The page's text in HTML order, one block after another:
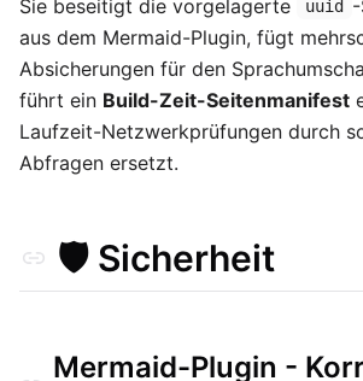
Sie beseitigt die vorgelagerte
uuid
aus dem Mermaid-Plugin, fügt
Absicherungen für den
führt ein Build-Zeit-Seitenmanifest
Laufzeit-Netzwerkprüfungen durch
Abfragen ersetzt.
🛡️ Sicherheit
Mermaid-Plugin -
i18n-Absicherung - docmd im Vergleich
Migrationsleitfaden